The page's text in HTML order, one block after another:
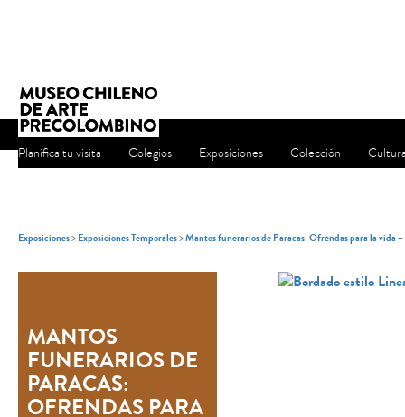
Planifica tu visita Colegios Exposiciones Colección
Exposiciones>Exposiciones Temporales>Mantos funerarios de Paracas: Ofrendas para la vida
MANTOS
FUNERARIOS DE
PARACAS:
OFRENDAS PARA